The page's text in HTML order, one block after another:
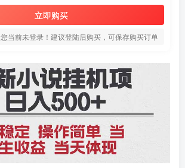
立即购买
您当前未登录！建议登陆后购买，可保存购买订单